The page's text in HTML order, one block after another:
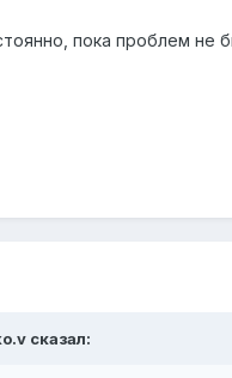
пока проблем не
сказал: